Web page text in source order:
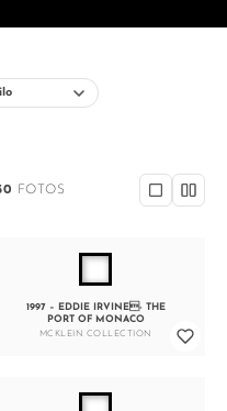
FOTOS
1997 – EDDIE IRVINE- THE
PORT OF MONACO
MCKLEIN COLLECTION